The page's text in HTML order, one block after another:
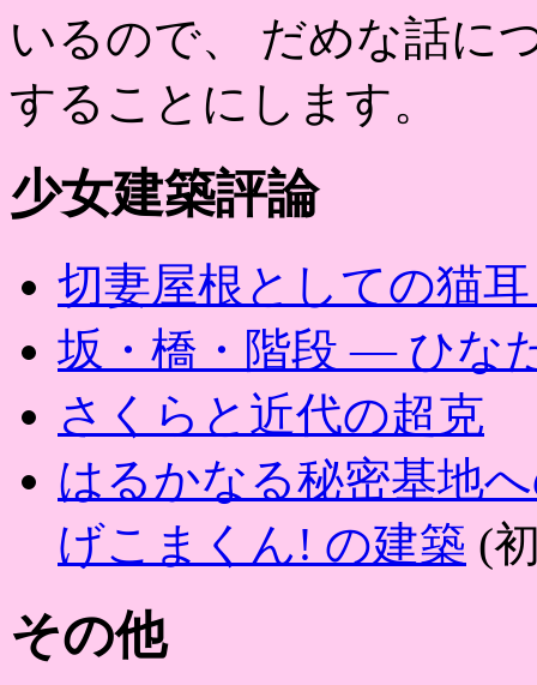
いるので、 だめな話に
することにします。
少女建築評論
切妻屋根としての猫
坂・橋・階段 ― ひな
さくらと近代の超克
はるかなる秘密基地
げこまくん! の建築 (
その他